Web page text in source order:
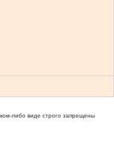
либо виде строго запрещены